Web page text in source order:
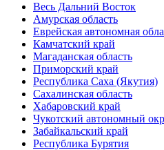
Весь Дальний Восток
Амурская область
Еврейская автономная
Камчатский край
Магаданская область
Приморский край
Республика Саха (Якутия)
Сахалинская область
Хабаровский край
Чукотский автономный
Забайкальский край
Республика Бурятия